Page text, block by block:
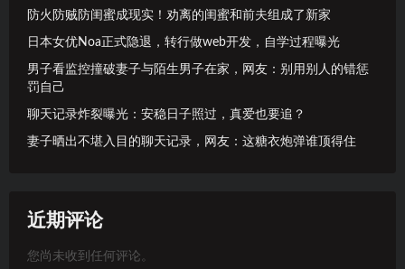
防火防贼防闺蜜成现实！劝离的闺蜜和前夫组成了新家
日本女优Noa正式隐退，转行做web开发，自学过程曝光
男子看监控撞破妻子与陌生男子在家，网友：别用别人的错惩
罚自己
聊天记录炸裂曝光：安稳日子照过，真爱也要追？
妻子晒出不堪入目的聊天记录，网友：这糖衣炮弹谁顶得住
近期评论
您尚未收到任何评论。